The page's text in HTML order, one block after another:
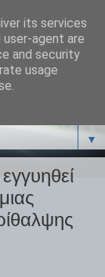
▼
its services
user-agent are
and security
usage